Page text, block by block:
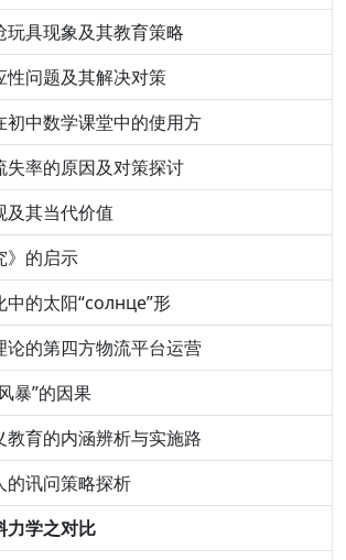
玩具现象及其教育策略
性问题及其解决对策
初中数学课堂中的使用方
失率的原因及对策探讨
及其当代价值
》的启示
的太阳“солнце”形
论的第四方物流平台运营
暴”的因果
教育的内涵辨析与实施路
的讯问策略探析
力学之对比